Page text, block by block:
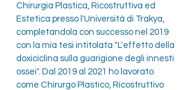
Chirurgia Plastica, Ricostruttiva ed
Estetica presso l'Università di Trakya,
completandola con successo nel 2019
con la mia tesi intitolata "L'effetto della
doxiciclina sulla guarigione degli innesti
ossei". Dal 2019 al 2021 ho lavorato
come Chirurgo Plastico, Ricostruttivo